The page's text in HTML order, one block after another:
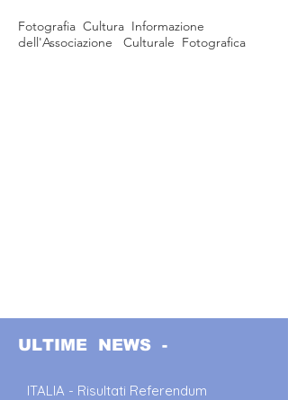
Fotografia Cultura Informazione
dell'Associazione Culturale Fotografica
ULTIME NEWS -
ITALIA - Risultati Referendum